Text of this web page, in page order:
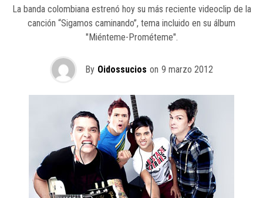
La banda colombiana estrenó hoy su más reciente videoclip de la
canción “Sigamos caminando”, tema incluido en su álbum
"Miénteme-Prométeme".
By Oidossucios on 9 marzo 2012